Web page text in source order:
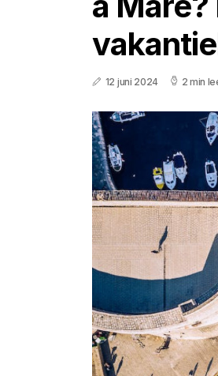
12 juni 2024 2 min